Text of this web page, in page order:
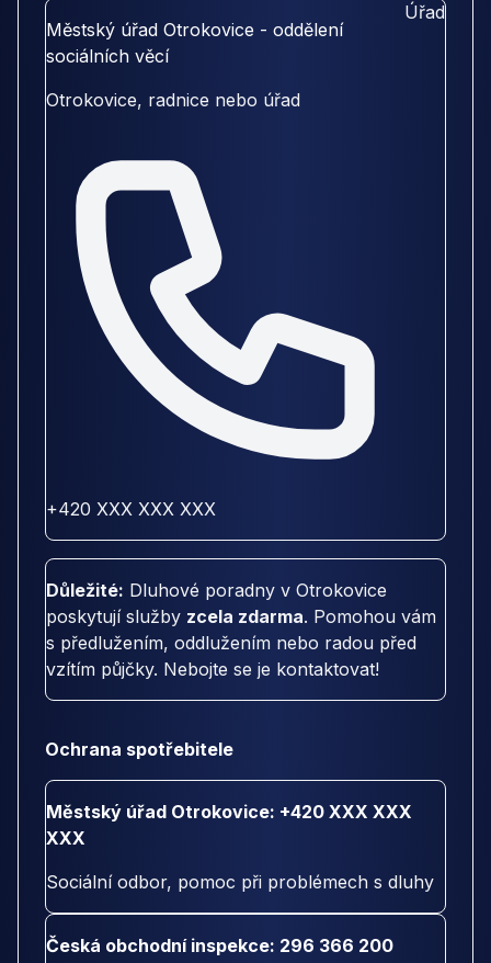
Městský úřad Otrokovice - oddělení
sociálních věcí
Otrokovice, radnice nebo úřad
+420 XXX XXX XXX
Úřad
Důležité: Dluhové poradny v Otrokovice
poskytují služby zcela zdarma. Pomohou vám
s předlužením, oddlužením nebo radou před
vzítím půjčky. Nebojte se je kontaktovat!
Ochrana spotřebitele
Městský úřad Otrokovice: +420 XXX XXX
XXX
Sociální odbor, pomoc při problémech s dluhy
Česká obchodní inspekce: 296 366 200